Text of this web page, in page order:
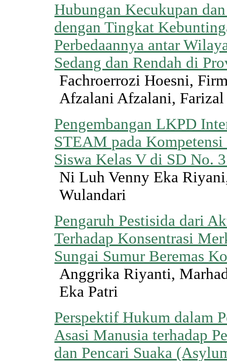
Hubungan Kecukupan
dengan Tingkat
Perbedaannya antar
Sedang dan Rendah di
Fachroerrozi Hoesni,
Afzalani Afzalani,
Pengembangan LKPD
STEAM pada Kompetensi
Siswa Kelas V di SD No.
Ni Luh Venny Eka
Wulandari
Pengaruh Pestisida dari
Terhadap Konsentrasi
Sungai Sumur Beremas
Anggrika Riyanti,
Eka Patri
Perspektif Hukum dalam
Asasi Manusia terhadap
dan Pencari Suaka